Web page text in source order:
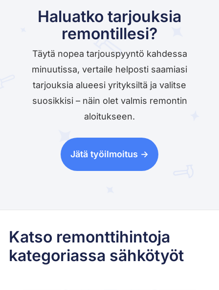
Haluatko tarjouksia
remontillesi?
Täytä nopea tarjouspyyntö kahdessa
minuutissa, vertaile helposti saamiasi
tarjouksia alueesi yrityksiltä ja valitse
suosikkisi – näin olet valmis remontin
aloitukseen.
Jätä työilmoitus ->
Katso remonttihintoja
kategoriassa sähkötyöt